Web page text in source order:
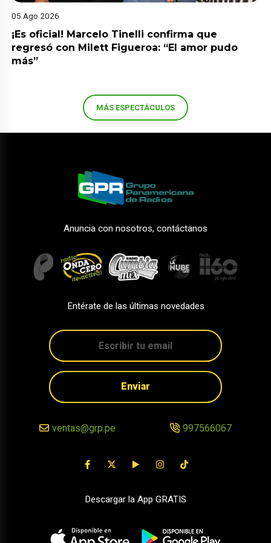
05 Ago 2026
¡Es oficial! Marcelo Tinelli confirma que
regresó con Milett Figueroa: “El amor pudo
más”
MÁS ESPECTÁCULOS
Anuncia con nosotros, contáctanos
Entérate de las últimas novedades
Enviar
ventas@grp.pe 997566067
Descargar la App GRATIS